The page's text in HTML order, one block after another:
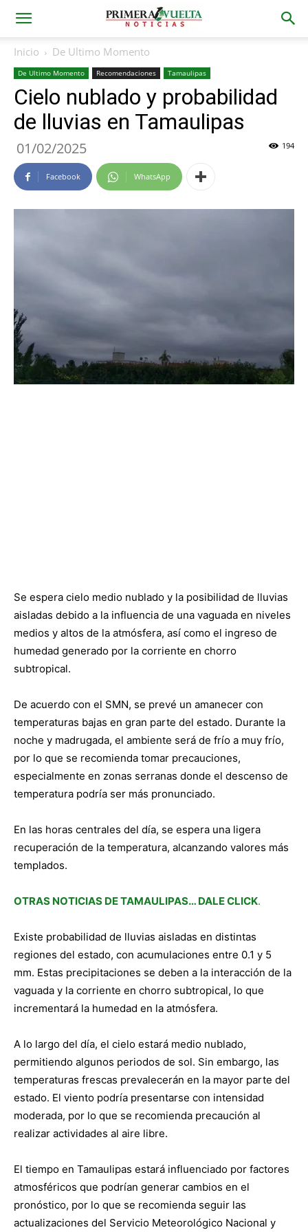
Inicio De Ultimo Momento
De Ultimo Momento Recomendaciones Tamaulipas
Cielo nublado y probabilidad
de lluvias en Tamaulipas
01/02/2025 194
Facebook WhatsApp
Se espera cielo medio nublado y la posibilidad de lluvias
aisladas debido a la influencia de una vaguada en niveles
medios y altos de la atmósfera, así como el ingreso de
humedad generado por la corriente en chorro
subtropical.
De acuerdo con el SMN, se prevé un amanecer con
temperaturas bajas en gran parte del estado. Durante la
noche y madrugada, el ambiente será de frío a muy frío,
por lo que se recomienda tomar precauciones,
especialmente en zonas serranas donde el descenso de
temperatura podría ser más pronunciado.
En las horas centrales del día, se espera una ligera
recuperación de la temperatura, alcanzando valores más
templados.
OTRAS NOTICIAS DE TAMAULIPAS… DALE CLICK.
Existe probabilidad de lluvias aisladas en distintas
regiones del estado, con acumulaciones entre 0.1 y 5
mm. Estas precipitaciones se deben a la interacción de la
vaguada y la corriente en chorro subtropical, lo que
incrementará la humedad en la atmósfera.
A lo largo del día, el cielo estará medio nublado,
permitiendo algunos periodos de sol. Sin embargo, las
temperaturas frescas prevalecerán en la mayor parte del
estado. El viento podría presentarse con intensidad
moderada, por lo que se recomienda precaución al
realizar actividades al aire libre.
El tiempo en Tamaulipas estará influenciado por factores
atmosféricos que podrían generar cambios en el
pronóstico, por lo que se recomienda seguir las
actualizaciones del Servicio Meteorológico Nacional y